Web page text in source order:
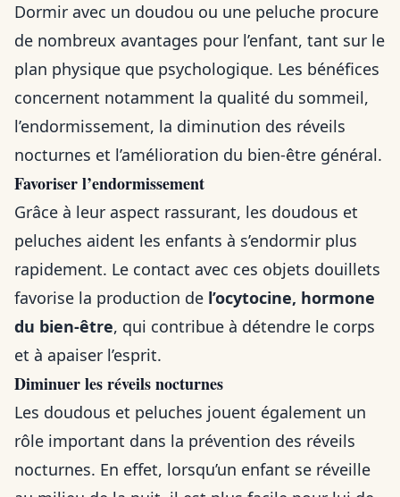
Dormir avec un doudou ou une peluche procure
de nombreux avantages pour l’enfant, tant sur le
plan physique que psychologique. Les bénéfices
concernent notamment la qualité du sommeil,
l’endormissement, la diminution des réveils
nocturnes et l’amélioration du bien-être général.
Favoriser l’endormissement
Grâce à leur aspect rassurant, les doudous et
peluches aident les enfants à s’endormir plus
rapidement. Le contact avec ces objets douillets
favorise la production de l’ocytocine, hormone
du bien-être, qui contribue à détendre le corps
et à apaiser l’esprit.
Diminuer les réveils nocturnes
Les doudous et peluches jouent également un
rôle important dans la prévention des réveils
nocturnes. En effet, lorsqu’un enfant se réveille